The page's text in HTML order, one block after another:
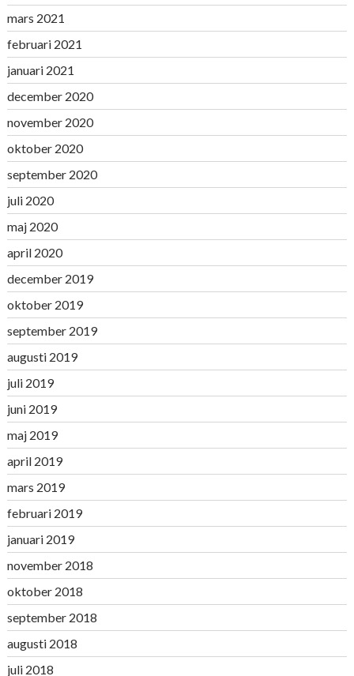
mars 2021
februari 2021
januari 2021
december 2020
november 2020
oktober 2020
september 2020
juli 2020
maj 2020
april 2020
december 2019
oktober 2019
september 2019
augusti 2019
juli 2019
juni 2019
maj 2019
april 2019
mars 2019
februari 2019
januari 2019
november 2018
oktober 2018
september 2018
augusti 2018
juli 2018